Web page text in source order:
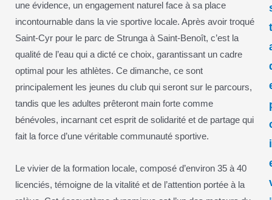
une évidence, un engagement naturel face à sa place
incontournable dans la vie sportive locale. Après avoir troqué
Saint-Cyr pour le parc de Strunga à Saint-Benoît, c’est la
qualité de l’eau qui a dicté ce choix, garantissant un cadre
optimal pour les athlètes. Ce dimanche, ce sont
principalement les jeunes du club qui seront sur le parcours,
tandis que les adultes prêteront main forte comme
bénévoles, incarnant cet esprit de solidarité et de partage qui
fait la force d’une véritable communauté sportive.
Le vivier de la formation locale, composé d’environ 35 à 40
licenciés, témoigne de la vitalité et de l’attention portée à la